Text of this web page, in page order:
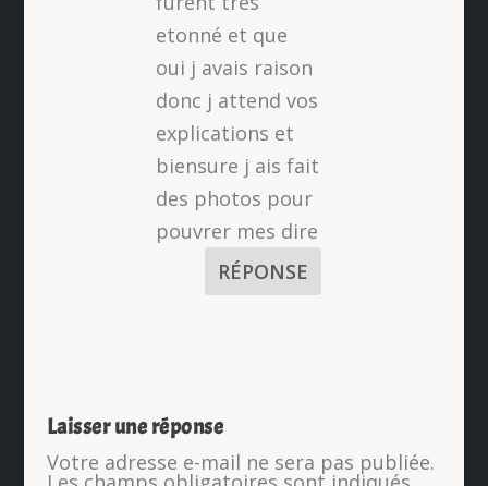
etonné et que
oui j avais raison
donc j attend vos
explications et
biensure j ais fait
des photos pour
pouvrer mes dire
RÉPONSE
Laisser une réponse
Votre adresse e-mail ne sera pas publiée.